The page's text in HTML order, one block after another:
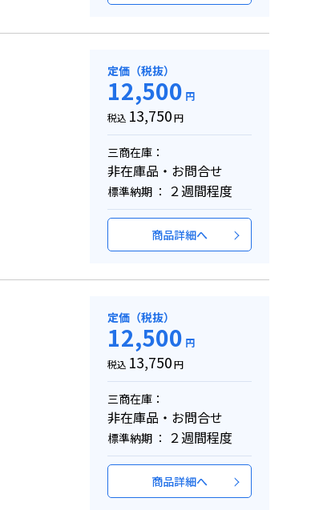
定価（税抜）
12,500 円
税込 13,750円
三商在庫：
非在庫品・お問合せ
標準納期 ： ２週間程度
商品詳細へ
定価（税抜）
12,500 円
税込 13,750円
三商在庫：
非在庫品・お問合せ
標準納期 ： ２週間程度
商品詳細へ